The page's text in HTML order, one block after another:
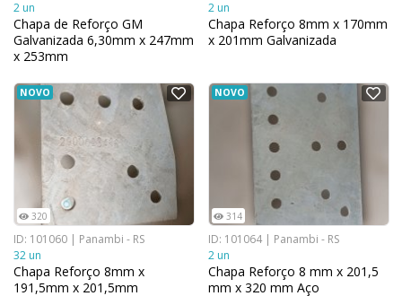
2 un
Chapa de Reforço GM
Galvanizada 6,30mm x 247mm
x 253mm
2 un
Chapa Reforço 8mm x 170mm
x 201mm Galvanizada
NOVO
320
ID: 101060 | Panambi - RS
32 un
Chapa Reforço 8mm x
191,5mm x 201,5mm
NOVO
314
ID: 101064 | Panambi - RS
2 un
Chapa Reforço 8 mm x 201,5
mm x 320 mm Aço